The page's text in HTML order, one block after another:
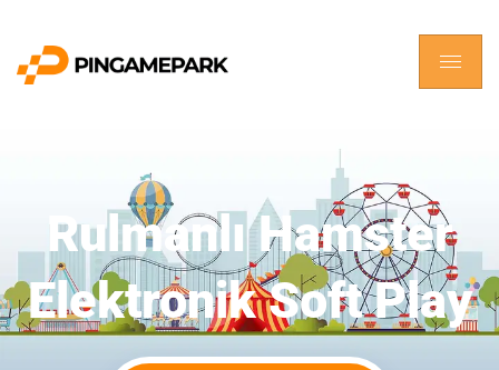
Rulmanlı Hamster
Elektronik Soft Play